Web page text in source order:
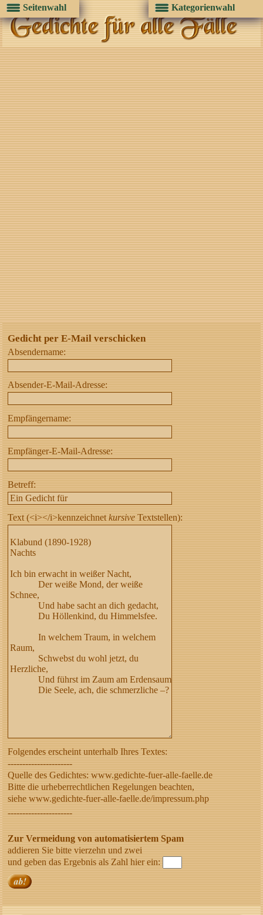
Gedicht per E-Mail verschicken
Absendername:
Absender-E-Mail-Adresse:
Empfängername:
Empfänger-E-Mail-Adresse:
Betreff:
Text (<i></i>kennzeichnetkursive Textstellen):
Folgendes erscheint unterhalb Ihres Textes:
----------------------
Quelle des Gedichtes: www.gedichte-fuer-alle-faelle.de
Bitte die urheberrechtlichen Regelungen beachten,
siehe www.gedichte-fuer-alle-faelle.de/impressum.php
----------------------
Zur Vermeidung von automatisiertem Spam
addieren Sie bitte vierzehn und zwei
und geben das Ergebnis als Zahl hier ein:
Seitenwahl Kategorienwahl